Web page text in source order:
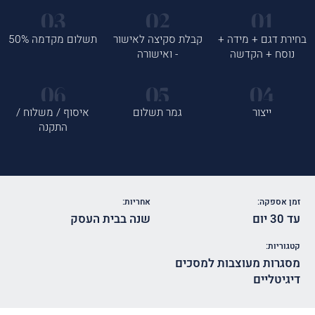
בחירת דגם + מידה +
נוסח + הקדשה
קבלת סקיצה לאישור
- ואישורה
תשלום מקדמה 50%
ייצור גמר תשלום
איסוף / משלוח /
התקנה
זמן אספקה:
עד 30 יום
אחריות:
שנה בבית העסק
קטגוריות:
מסגרות מעוצבות למסכים
דיגיטליים